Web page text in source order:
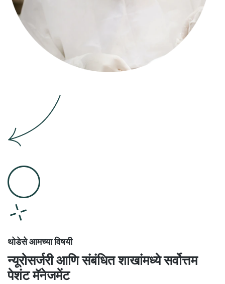
थोडेसे आमच्या विषयी
न्यूरोसर्जरी आणि संबंधित शाखांमध्ये सर्वोत्तम
पेशंट मॅनेजमेंट